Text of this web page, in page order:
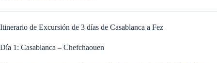
Itinerario de Excursión de 3 días de Casablanca a Fez
Día 1: Casablanca – Chefchaouen